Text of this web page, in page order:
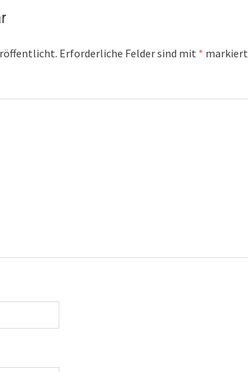
Erforderliche Felder sind mit * markiert